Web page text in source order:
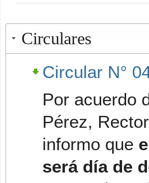
Circulares
Circular N°
Por acuerdo
Pérez,
informo que
será día de